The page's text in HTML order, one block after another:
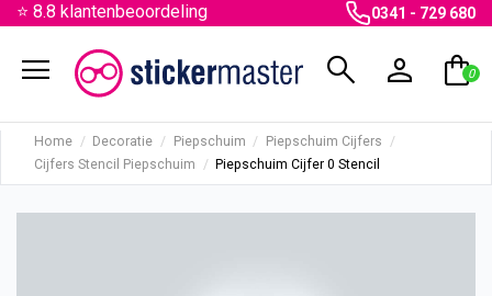
⭐ 8.8 klantenbeoordeling 0341 - 729 680
menu search person shopping_bag
0
Home Decoratie Piepschuim
Piepschuim Cijfers
Cijfers Stencil Piepschuim
Piepschuim Cijfer 0 Stencil